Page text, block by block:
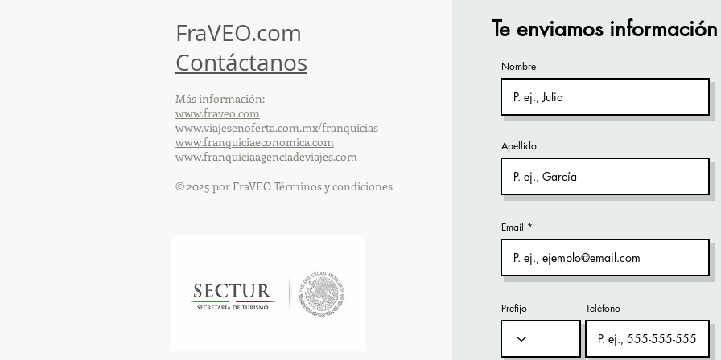
FraVEO.com
Contáctanos
Más información:
www.fraveo.com
www.viajesenoferta.com.mx/franquicias
www.franquiciaeconomica.com
www.franquiciaagenciadeviajes.com
© 2025 por FraVEO Términos y condiciones
Te enviamos información
Nombre
Apellido
Email
Prefijo Teléfono